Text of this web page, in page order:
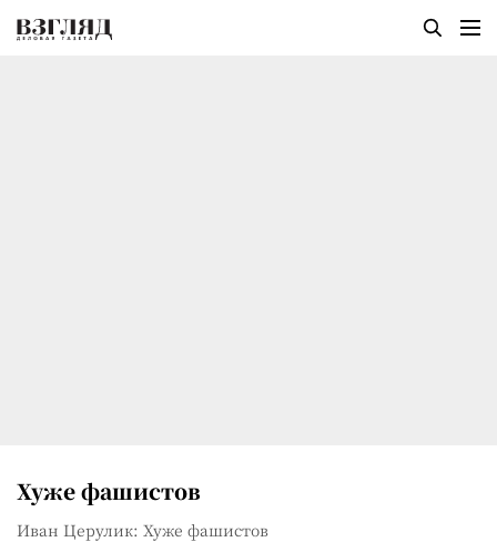
Хуже фашистов
Иван Церулик: Хуже фашистов